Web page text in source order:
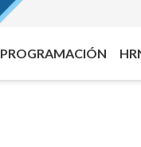
PROGRAMACIÓN